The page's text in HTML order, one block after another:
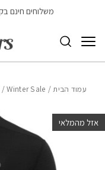
Skip to Contentמשלוחים חינם בקנייה מעל 299
עמוד הבית/
/Winter Sale | גברים
אזל מהמלאי